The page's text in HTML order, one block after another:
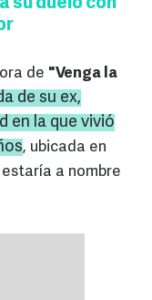
su duelo con
de "Venga la
de su ex,
en la que vivió
, ubicada en
a nombre